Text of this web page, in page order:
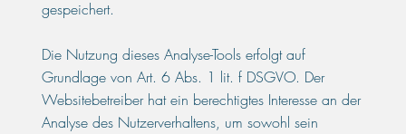
gespeichert.
Die Nutzung dieses Analyse-Tools erfolgt auf
Grundlage von Art. 6 Abs. 1 lit. f DSGVO. Der
Websitebetreiber hat ein berechtigtes Interesse an der
Analyse des Nutzerverhaltens, um sowohl sein